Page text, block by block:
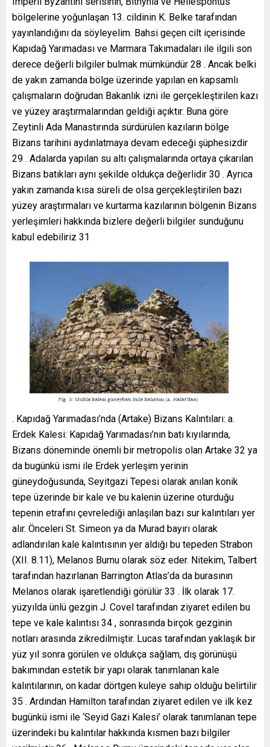
bölgelerine yoğunlaşan 13. cildinin K. Belke tarafından
yayınlandığını da söyleyelim. Bahsi geçen cilt içerisinde
Kapıdağ Yarımadası ve Marmara Takımadaları ile ilgili son
derece değerli bilgiler bulmak mümkündür 28 . Ancak belki
de yakın zamanda bölge üzerinde yapılan en kapsamlı
çalışmaların doğrudan Bakanlık izni ile gerçekleştirilen kazı
ve yüzey araştırmalarından geldiği açıktır. Buna göre
Zeytinli Ada Manastırında sürdürülen kazıların bölge
Bizans tarihini aydınlatmaya devam edeceği şüphesizdir
29 . Adalarda yapılan su altı çalışmalarında ortaya çıkarılan
Bizans batıkları aynı şekilde oldukça değerlidir 30 . Ayrıca
yakın zamanda kısa süreli de olsa gerçekleştirilen bazı
yüzey araştırmaları ve kurtarma kazılarının bölgenin Bizans
yerleşimleri hakkında bizlere değerli bilgiler sunduğunu
kabul edebiliriz 31
. Kapıdağ Yarımadası’nda (Artake) Bizans Kalıntıları: a. Erdek Kalesi: Kapıdağ Yarımadası’nın batı kıyılarında, Bizans döneminde önemli bir metropolis olan Artake 32 ya da bugünkü ismi ile Erdek yerleşim yerinin güneydoğusunda, Seyitgazi Tepesi olarak anılan konik tepe üzerinde bir kale ve bu kalenin üzerine oturduğu tepenin etrafını çevrelediği anlaşılan bazı sur kalıntıları yer alır. Önceleri St. Simeon ya da Murad bayırı olarak adlandırılan kale kalıntısının yer aldığı bu tepeden Strabon (XII. 8.11), Melanos Burnu olarak söz eder. Nitekim, Talbert tarafından hazırlanan Barrington Atlas’da da burasının Melanos olarak işaretlendiği görülür 33 . İlk olarak 17. yüzyılda ünlü gezgin J. Covel tarafından ziyaret edilen bu tepe ve kale kalıntısı 34 , sonrasında birçok gezginin notları arasında zikredilmiştir. Lucas tarafından yaklaşık bir yüz yıl sonra görülen ve oldukça sağlam, dış görünüşü bakımından estetik bir yapı olarak tanımlanan kale kalıntılarının, on kadar dörtgen kuleye sahip olduğu belirtilir 35 . Ardından Hamilton tarafından ziyaret edilen ve ilk kez bugünkü ismi ile ‘Seyid Gazi Kalesi’ olarak tanımlanan tepe üzerindeki bu kalıntılar hakkında kısmen bazı bilgiler verilmiştir 36 . Melanos Burnu üzerindeki tepede yer alan ve Erdek Kalesi olarak tanımlanan bu yapı ile ilgili olarak ilk kapsamlı bilginin, Hasluck tarafından verildiği görülür. Şematik de olsa tepenin topografik bir planına yer veren Hasluck, kale ile ilgili olarak iki tanesi giriş kapısını koruyan toplam altı adet dörtgen planlı kulesinin bulunduğu ve bu kuleleri birbirine bağlayan duvarların ise kimi yerde 6.00m. ye ulaşan, oldukça kalın nitelikte olduklarını söyler 37 . Daha önce bu kale kalıntısı ile ilgili olarak Lucas’ın dörtgen biçimli on kuleden söz etmesi dikkate alındığında, Hasluck’un ziyareti arasında geçen yaklaşık iki asırlık sürede kalede yoğun bir tahribatın yaşandığı anlaşılıyor. Nitekim son olarak 1989-1994 yılları arasında bölgede araştırmalar gerçekleştiren Giros, kalenin durumu hakkında bilgiler vermiş, birbirine yaklaşık 30.00 m. mesafede birçok kule bulunduğunu belirtmiştir 38 . Bölge tarihi ile ilgili yaptığı çalışmalardan tanıdığımız Ertüzün’ün kale ile birlikte tepenin zirvesinde yer alan bazı kalıntıları da içeren yapılar topluluğu hakkında verdiği bilgiler ve bu yapıların genel planı oldukça değerlidir 39 (Fig. 2-3). Bununla birlikte Türkiye Arkeolojik Yerleşimleri (TAY) projesi kapsamında Seyitgazi Tepesi üzerinde yer alan bu kalenin Erdek Kalesi adı altında ele alındığını ve kısa da olsa mimari evreleri, yapı teknik ve özellikleri hakkında bilgiler verildiğini görebiliriz. Buna göre Hasluck’tan aktarılarak kalenin ilk yapım evresinin Erken Roma Dönemi olduğu ancak günümüze ulaşmış kalıntıların Ceneviz ya da Venedik ekleri olabileceği belirtilmiştir 40 .Ancak gözlemlerimize göre, ağırlıklı olarak içinde bol miktarda keramik – tuğla kırıkları yer alan bir kireç harcı ile moloz dolgu kullanılarak inşa edilmiş duvarlar, granit veya mermer bloklarla kaplanmıştır ( Fig. 4). Zira bölgeyi yakın zamanda ziyaret eden ve kaleden Paleo Kastro, yarımadadan ise Melanos Akroterion olarak bahseden Belke’ye göre de mevcut haliyle kale duvarlarının dış kaplama olarak mermer ya da granit bloklara sahip olması gerekir 41 . Günümüze oldukça küçük bir kısmının ulaşabildiği bu bloklar, olasılıkla çevredeki antik yerleşmelerden toplanan devşirme parçalardır. Bu şekilde dış yüzeyde düzgün bir görünüm elde edilen dış kabuk ve iç kısımda ise moloz dolgudan oluşan bir duvar tekniğinin kullanıldığı anlaşılır. Bu savunma yapılarında ağırlıkla Komnenoslar Dönemi’ne atfedilen bir duvar tekniği olup, Bithynia Bölgesi’ndeki çoğu kalede ayırt edici bir özellik olarak karşımıza çıkar 42 . Özellikle de Propontis kıyılarından başlayarak kuzeyden güneye, Mysia ovasını geçerek Batı Anadolu’daki önemli kentlere ulaşan doğal yol güzergahları üzerinde inşa edilen çoğu Komnenoslar Dönemi kalesinin benzer teknikte inşa edildiği söylenebilir. Bunlardan ilki Balıkesir ilinin Manyas ilçesindeki eski Manyas olarak bilinen Poimaneon Kalesi’dir. Antik Çağ’dan beri yerleşim gören ve Laskarisler Dönemi’nde Latinler ile Türkler arasındaki mücadelede önemli bir yere sahip olan bu kale, Komnenoslar Dönemi’nde elden geçirilmiş, onarılarak mukavemeti arttırılmıştır. Nitekim bu döneme ait onarım izleri duvarlar üzerinde yapılacak gözlemlerle kolaylıkla takip edilebilir 43 . Yine aynı yol üzerinde yer alan Akhyraos Kalesi (Balıkesir), ve Pegadia Kalesi (Bigadiç) ile birlikte Lopadion Kalesi (Ulubat)’nin tıpkı Erdek Kalesi gibi benzer teknik ve özelliklere sahip Komnenoslar Dönemi yapıları olduğunu söyleyelim 44 . Bir diğer benzer örnek ise; bu doğal yolun hemen batı ekseninde, Çanakkale’ye bağlı Çan ilçe sınırlarındaki Sapan Hisar Kalesi’dir. Granikos Vadisi’nde yer alan ve Çanakkale Boğazı’na ulaşan Rhodius Vadisi ile bağlantı kurarak, bu vadinin Kapıdağ Yarımadası önlerine kadar ulaşmasını sağlayan bir başka doğal yol üzerindeki bu kale, yapılan değerlendirmeler sonrası Orta Bizans dönemi sonlarına, MS 10. – 11. yüzyıllara tarihlenir 45 . Plan özellikleri ve duvar yapım tekniği bakımından ele aldığımız Erdek Kalesi ve sözünü ettiğimiz örneklerle yakın benzerlikler gösterir. Bununla birlikte bölgeyi 17. yüzyılda ziyaret eden ve kaleden bahseden Covel, duvarlarda bazı mimari parça ve süslemelerin varlığından söz etse de 46 bunların çizim ya da fotoğraflarına yer vermediğinden, bu eserler ya da kalenin süsleme özellikleri hakkında bir yorum getirmek zor olacaktır. Zira eldeki mevcut veriler ışığında, 2017 yılında ziyaret ettiğimiz Seyit Gazi tepesinin ve tepe üzerindeki kalenin maalesef bugün aktarılanların çok uzağında olduğu ve oldukça tahrip edildiği anlaşılmaktadır. Yukarıda sözünü ettiğimiz surlar ve surlarla ilişkili kulele r dışında kale ile ilgili herhangi bir kalıntı günümüze ulaşamamıştır. b. Muhla Kalesi (Keramidas Surları): Kapıdağ Yarımadası’nın batısında, bugünkü Erdek ilçe merkezi ile Ocaklar Köyü arasındaki yüksek tepe üzerinde yer alan kalıntılar, Muhla Kalesi ya da Keramidas Surları olarak tanımlanır 47 . Öncesinde Prokesh tarafından Paleo Kastro olarak anılsa da 48 , Erdek’in yaklaşık olarak 5.00km. kuzeyindeki bu kale kalıntısından ilk olarak kapsamlı bir şekilde Hasluck söz eder 49 . Hasluck tarafından 1233 yılında Haçlılardan Jean de Brienne’nin kontrolüne geçtiği belirtilen kalenin, Bizanslılar ile Latinler arasında bölge kontrolü için oldukça önemli olduğu anlaşılır 50 . Yaklaşık olarak 200.00×400.00m. ölçülerindeki bir alana yayılmış olan kale, duvarlarının üzerine oturduğu yüksek tepenin kuzeydoğu ve güneybatı eteklerinde yer almaktadır. Altısı yuvarlak biri ise dörtgen planlı olmak üzere toplam 7 kulesi bulunan surların güneydoğu tarafında, kalenin giriş kısmı bulunmakla birlikte, Ertüzün tarafından burasının bir zamanlar kubbeli olduğu belirtilir 51 . Bugün için yoğun bitki örtüsü ve moloz yığınları ile kaplı olan kalenin neredeyse tamamı yıkıntı halinde olup, sadece bu giriş kısmındaki kulelerden kalenin güneybatısında yer alanı ayakta kalmayı başarabilmiştir (Fig. 5). Bununla birlikte, kalenin içinde, güneydoğu köşesine yakın bir yerde 10.00×5.00m. ölçülerinde ve yaklaşık 8.00m. derinliğinde dikdörtgen biçimli bir sarnıç yer alır. Kireç ve granit taşı ile örülmüş sarnıcın duvarları su geçirimini önlemek için kalın bir sıva ile kapatılmıştır 52 .Kısmen ayakta kalmayı başarabilmiş kalıntılardan, orta ve büyük boy moloz taşların içerisinde seramik ve tuğla kırıklarının kullanıldığı kireç harçlı bir dolguya sahip olduğu anlaşılan kale duvarlarının, yaklaşık 2.00m. kadar bir kalınlıkta inşa edildikleri görülür. Üzerine oturduğu tepenin güneybatı eteğinde yer alan kule kalıntısının duvarlarına bakarak kaleye ait bu kalın duvarların, yüzeyi farklı boylardaki kesme ve kaba yonu taşların düzgün sıralar halinde örülerek aralarına yatay konumda tuğlaların yerleştirildiği bir teknikte inşa edildiğini söyleyebiliriz. Duvarlarda devşirme malzeme ya da blok taş kullanımı tespit edilmemekle birlikte, burasının da tıpkı Melanos tepesindeki Erdek Kalesi gibi bir Komnenoslar Dönemi yapısı olduğu kabul edilebilir. Zira iç kısımda kireç harcı ile birlikte moloz taşların kullanıldığı kalın bir dolgu ile dış kısımda kesme taşlardan düzgün sıralar halinde örülerek aralara tuğlaların yerleştirildiği yapım tekniği bize doğrudan Komnenoslar Dönemi savunma yapılarını hatırlatır 53 . Dolayısı ile Muhla Kalesi’nin Bizans’ın geç dönemlerinde Erdek Kalesi ile birlikte yarımadanın batı kıyılarının savunmasında önemli bir rol oynadığı, hatta Komnenoslar zamanında giderek artan yabancı akınlara karşı ülkenin savunması için Akhyraos ve Pegadia gibi, bir dizi kale tarafından oluşturulan yeni savunma hattının kuzey uzantısında, zincirin önemli bir halkası olduğu söylenebilir. c. Kharaki (İlhanköy) Kalesi: Yarımadanın tam olarak kuzeybatı uzantısı olarak tanımlayabileceğimiz bir noktada, kuzey rüzgarlarına karşı oldukça uygun bir doğal liman vazifesi gören küçük bir koy bulunur. Bu küçük koyun hemen üzerindeki kayalıklardaysa bir başka kale kalıntısının varlığı dikkati çeker. Bugünkü Doğanlar ve Narlı köyleri arasında, İlhanköy olarak adlandırılan yerleşim yerinin hemen yanı başında bulunan bu kalıntılardan, tıpkı Muhla Kalesi gibi ilk olarak Hasluck söz eder. Hasluck tarafından kaleye ait çeşitli yazıtlar, mimari bloklar ve yapı elemanlarının etrafa yayıldığı bilgisi 54 , sonrasında Ertüzün tarafından da aktarılan bilgiler arasındadır. Ertüzün, geçmişte bir Bizans ya da Yunan köyü olarak tanımladığı Kharaki (İlhanköy)’de, bir kale kalıntısı ve kalenin çevresine dağılmış bazı mimari parçaların görülebilir olduğundan bahseder 55 . Ancak günümüzde anılan mevkii de kale ile ilgili olarak çok az bir yapı kalıntısının günümüze ulaştığı, bahsi geçen mimari blok ve yapı elemanlarının ise yok olup gittikleri görülür ( Fig. 6). Topografik olarak yarımadanın kuzeybatı köşesinde, Marmara Adası ve bölgedeki diğer adaları kontrol edebilecek bir konumda yerleştirildiği anlaşılan bu kaleye ait